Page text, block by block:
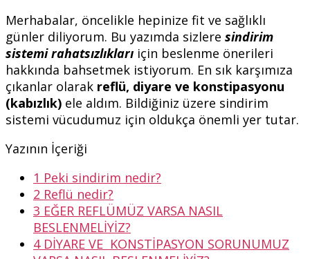
Rahatsızlıkları
(Beslenme
Önerileri)
Merhabalar, öncelikle hepinize fit ve sağlıklı
günler diliyorum. Bu yazımda sizlere sindirim
sistemi rahatsızlıkları için beslenme önerileri
hakkında bahsetmek istiyorum. En sık karşımıza
çıkanlar olarak reflü, diyare ve konstipasyonu
(kabızlık) ele aldım. Bildiğiniz üzere sindirim
sistemi vücudumuz için oldukça önemli yer tutar.
Yazının İçeriği
1 Peki sindirim nedir?
2 Reflü nedir?
3 EĞER REFLÜMÜZ VARSA NASIL
BESLENMELİYİZ?
4DİYARE VE KONSTİPASYON SORUNUMUZ